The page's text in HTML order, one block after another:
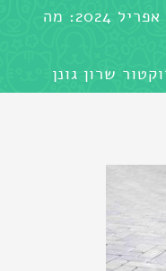
עדכון לחוק חיסון הכלבת – אפריל 2024: מה
שרון גונן